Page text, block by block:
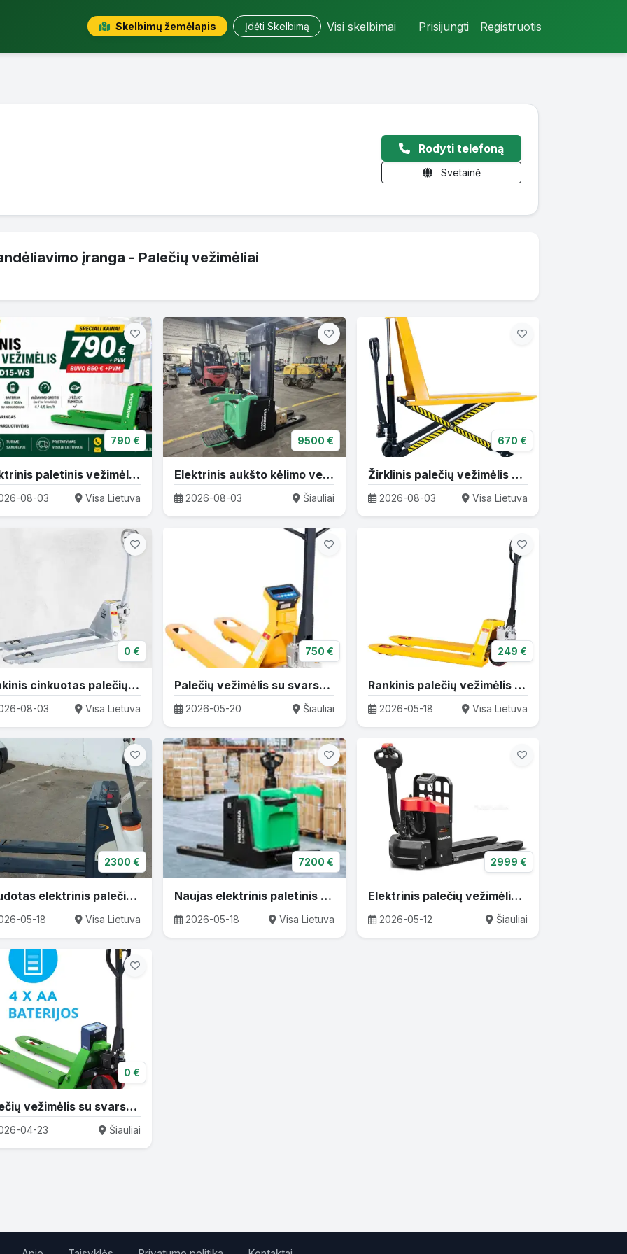
Skelbimų žemėlapis Įdėti Skelbimą Visi skelbimai Prisijungti Registruotis
Rodyti telefoną
Svetainė
įranga - Palečių vežimėliai
790 €
Elektrinis paletinis vežimėlis Hangcha CBD15-WS
08-03 Visa Lietuva
9500 €
Elektrinis aukšto kėlimo vežimėlis HC CDD14-XT1S-SI
2026-08-03 Šiauliai
670 €
Žirklinis palečių vežimėlis HLS1500N
2026-08-03 Visa Lietuva
0 €
Rankinis cinkuotas palečių vežimėlis WH-25G
08-03 Visa Lietuva
750 €
Palečių vežimėlis su svarstyklėmis WH-25ES
2026-05-20 Šiauliai
249 €
Rankinis palečių vežimėlis 2500 kg
2026-05-18 Visa Lietuva
2300 €
Naudotas elektrinis palečių vežimėlis CROWN WP3015 – paruoštas darbui
05-18 Visa Lietuva
7200 €
Naujas elektrinis paletinis vežimėlis HANGCHA CBD20-XT1S-SI
2026-05-18 Visa Lietuva
2999 €
Elektrinis palečių vežimėlis HANGCHA CBD20-A3MA-ICZ su svarstyklėmis
2026-05-12 Šiauliai
0 €
Palečių vežimėlis su svarstyklėmis TPWN-EASY 2000 kg
04-23 Šiauliai